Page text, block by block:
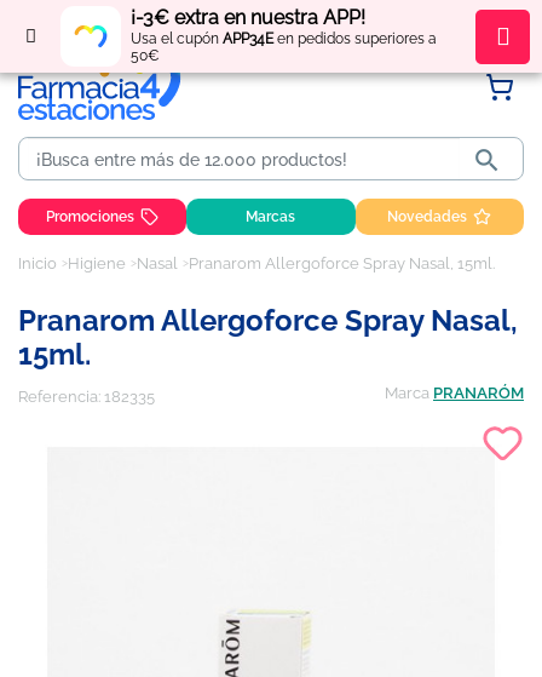
¡-3€ extra en nuestra APP!
Usa el cupón APP34Een pedidos superiores a
50€
Regístratey obténpuntos por tus compras

Promociones Marcas Novedades
Inicio Higiene Nasal Pranarom Allergoforce Spray Nasal, 15ml.
Pranarom Allergoforce Spray Nasal,
15ml.
Referencia: 182335 Marca PRANARÓM